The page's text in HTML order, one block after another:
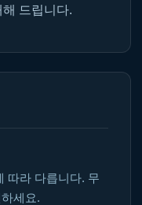
드립니다.
따라 다릅니다. 무
세요.